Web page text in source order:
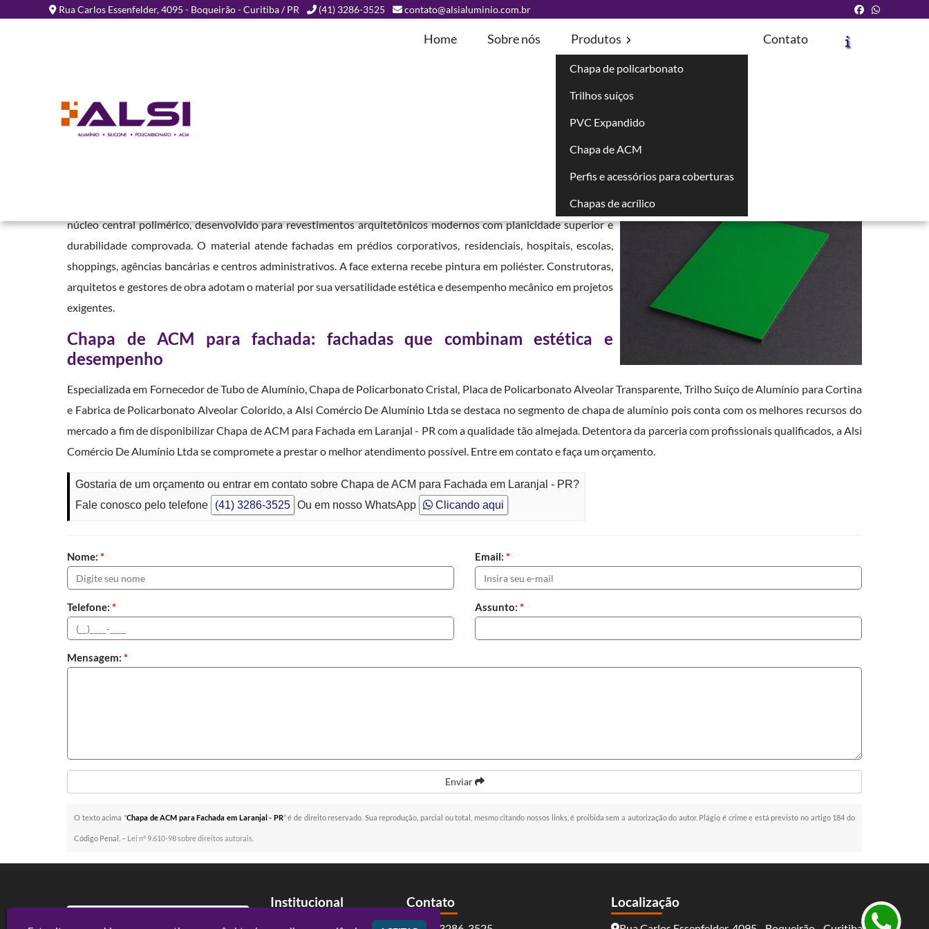
Rua Carlos Essenfelder, 4095 - Boqueirão - Curitiba / PR (41) 3286-3525 contato@alsialuminio.com.br
Home Sobre nós Produtos
Chapa de policarbonato
Trilhos suíços
PVC Expandido
Chapa de ACM
Perfis e acessórios para coberturas
Chapas de acrílico
Contato
Chapa de ACM para Fachada em Laranjal
- PR
Solicite um Orçamento
é um painel composto por duas lâminas externas de alumínio com
núcleo central polimérico, desenvolvido para revestimentos arquitetônicos modernos com planicidade superior e
durabilidade comprovada. O material atende fachadas em prédios corporativos, residenciais, hospitais, escolas,
shoppings, agências bancárias e centros administrativos. A face externa recebe pintura em poliéster. Construtoras,
arquitetos e gestores de obra adotam o material por sua versatilidade estética e desempenho mecânico em projetos
exigentes.
Chapa de ACM para fachada: fachadas que combinam estética e
desempenho
Especializada em Fornecedor de Tubo de Alumínio, Chapa de Policarbonato Cristal, Placa de Policarbonato Alveolar Transparente, Trilho Suíço de Alumínio para Cortina
e Fabrica de Policarbonato Alveolar Colorido, a Alsi Comércio De Alumínio Ltda se destaca no segmento de chapa de alumínio pois conta com os melhores recursos do
mercado a fim de disponibilizar Chapa de ACM para Fachada em Laranjal - PR com a qualidade tão almejada. Detentora da parceria com profissionais qualificados, a Alsi
Comércio De Alumínio Ltda se compromete a prestar o melhor atendimento possível. Entre em contato e faça um orçamento.
Gostaria de um orçamento ou entrar em contato sobre Chapa de ACM para Fachada em Laranjal - PR?
Fale conosco pelo telefone
(41) 3286-3525 Ou em nosso WhatsApp Clicando aqui
Nome:* Email: *
Telefone:* Assunto: *
Mensagem:*
Enviar
O texto acima "Chapa de ACM para Fachada em Laranjal - PR" é de direito reservado. Sua reprodução, parcial ou total, mesmo citando nossos links, é proibida sem a autorização do autor. Plágio é crime e está previsto no artigo 184 do
Código Penal. – Lei n° 9.610-98 sobre direitos autorais
Institucional Contato Localização